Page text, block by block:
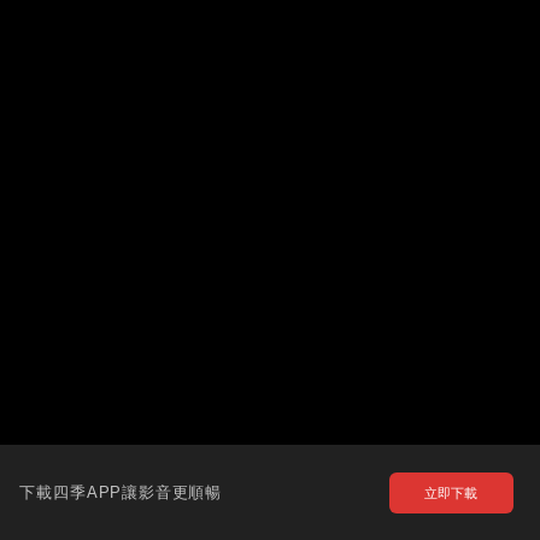
下載四季APP讓影音更順暢 立即下載